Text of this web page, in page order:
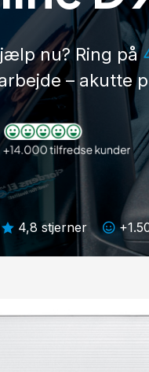
nu? Ring på
– akutte
 4,8 stjerner 